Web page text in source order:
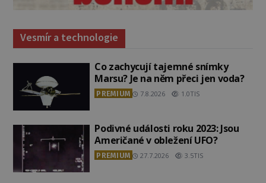
Vesmír a technologie
Co zachycují tajemné snímky
Marsu? Je na něm přeci jen voda?
PREMIUM 7.8.2026 1.0TIS
Podivné události roku 2023: Jsou
Američané v obležení UFO?
PREMIUM 27.7.2026 3.5TIS